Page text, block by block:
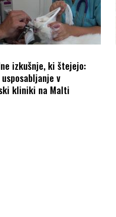
izkušnje, ki štejejo:
v
kliniki na Malti